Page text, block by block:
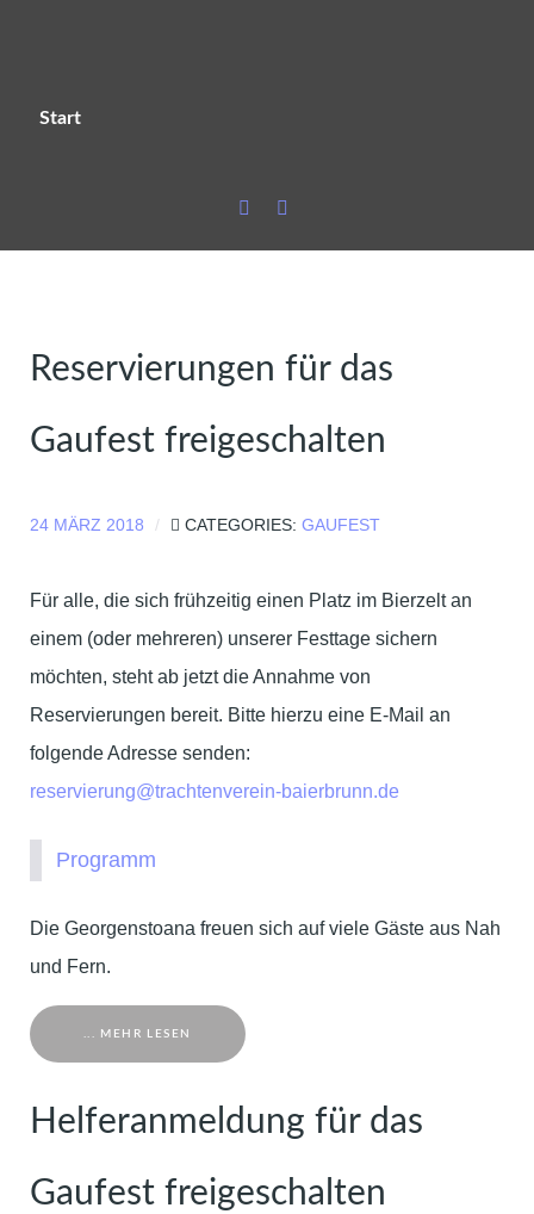
Start
Reservierungen für das
Gaufest freigeschalten
24 MÄRZ 2018 CATEGORIES: GAUFEST
Für alle, die sich frühzeitig einen Platz im Bierzelt an
einem (oder mehreren) unserer Festtage sichern
möchten, steht ab jetzt die Annahme von
Reservierungen bereit. Bitte hierzu eine E-Mail an
folgende Adresse senden:
reservierung@trachtenverein-baierbrunn.de
Programm
Die Georgenstoana freuen sich auf viele Gäste aus Nah
und Fern.
... MEHR LESEN
Helferanmeldung für das
Gaufest freigeschalten